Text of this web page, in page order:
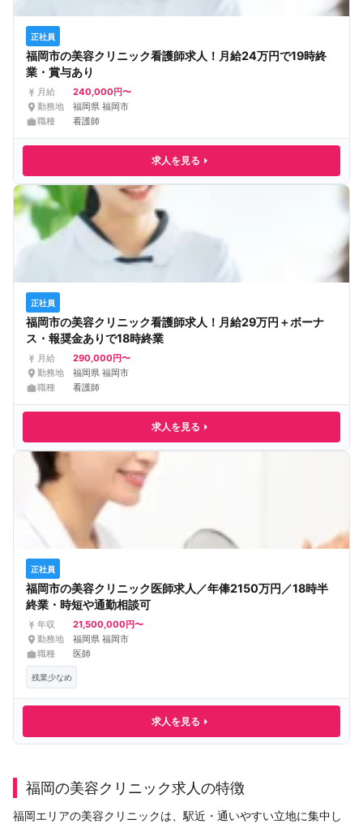
正社員
福岡市の美容クリニック看護師求人！月給24万円で19時終
業・賞与あり
月給 240,000円〜
勤務地
福岡県 福岡市
職種
看護師
求人を見る
正社員
福岡市の美容クリニック看護師求人！月給29万円＋ボーナ
ス・報奨金ありで18時終業
月給 290,000円〜
勤務地
福岡県 福岡市
職種
看護師
求人を見る
正社員
福岡市の美容クリニック医師求人／年俸2150万円／18時半
終業・時短や通勤相談可
年収 21,500,000円〜
勤務地
福岡県 福岡市
職種
医師
残業少なめ
求人を見る
福岡の美容クリニック求人の特徴
福岡エリアの美容クリニックは、駅近・通いやすい立地に集中し